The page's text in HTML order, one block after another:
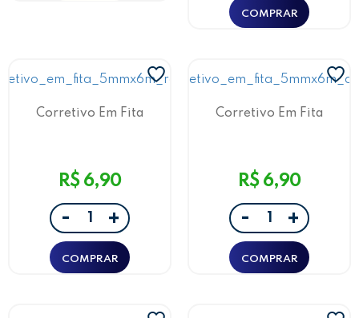
Corretivo Em Fita
R$ 6,90
- +
Corretivo Em Fita
R$ 6,90
- +